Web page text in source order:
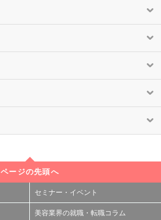
ページの先頭へ
セミナー・イベント
美容業界の就職・転職コラム